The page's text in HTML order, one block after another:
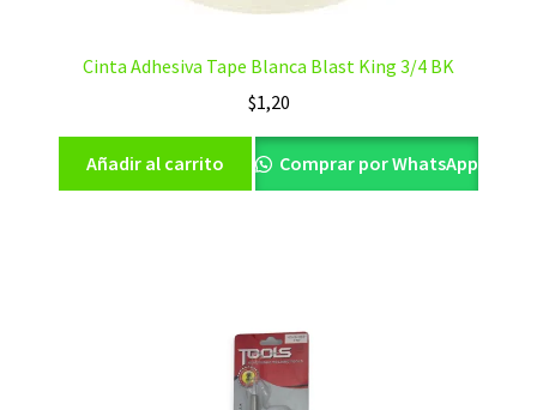
Cinta Adhesiva Tape Blanca Blast King 3/4 BK
$1,20
Añadir al carrito Comprar por WhatsApp